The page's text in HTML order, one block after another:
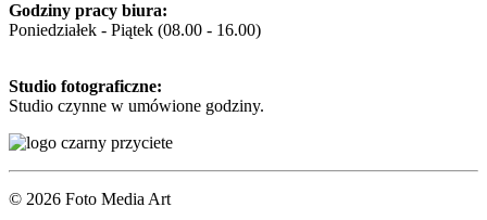
Godziny pracy biura:
Poniedziałek - Piątek (08.00 - 16.00)
Studio fotograficzne:
Studio czynne w umówione godziny.
© 2026 Foto Media Art